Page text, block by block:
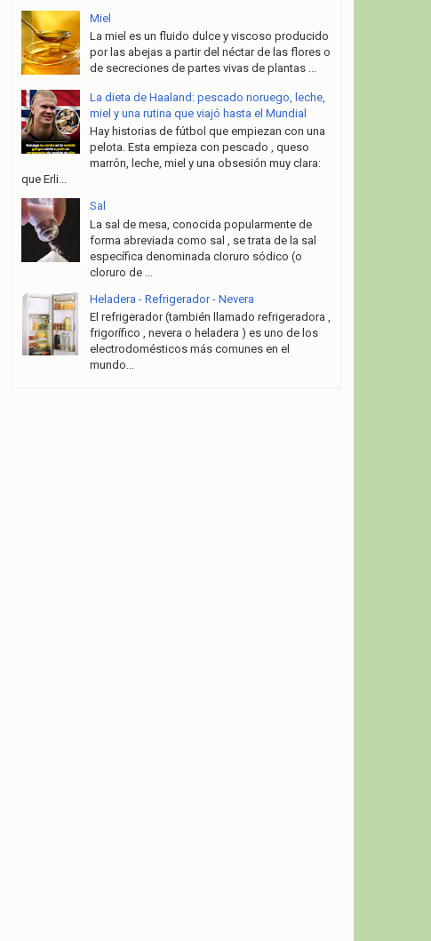
Miel
La miel es un fluido dulce y viscoso producido
por las abejas a partir del néctar de las flores o
de secreciones de partes vivas de plantas ...
La dieta de Haaland: pescado noruego, leche,
miel y una rutina que viajó hasta el Mundial
Hay historias de fútbol que empiezan con una
pelota. Esta empieza con pescado , queso
marrón, leche, miel y una obsesión muy clara:
que Erli...
Sal
La sal de mesa, conocida popularmente de
forma abreviada como sal , se trata de la sal
específica denominada cloruro sódico (o
cloruro de ...
Heladera - Refrigerador - Nevera
El refrigerador (también llamado refrigeradora ,
frigorífico , nevera o heladera ) es uno de los
electrodomésticos más comunes en el
mundo...